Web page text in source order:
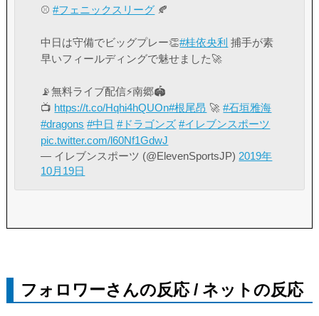
⚾#フェニックスリーグ 🍂
中日は守備でビッグプレー👏#桂依央利 捕手が素
早いフィールディングで魅せました🚀
📡無料ライブ配信⚡南郷🏟
📺 https://t.co/Hqhi4hQUOn#根尾昂 🚀#石垣雅海
#dragons #中日 #ドラゴンズ #イレブンスポーツ
pic.twitter.com/l60Nf1GdwJ
— イレブンスポーツ (@ElevenSportsJP) 2019年
10月19日
フォロワーさんの反応 / ネットの反応